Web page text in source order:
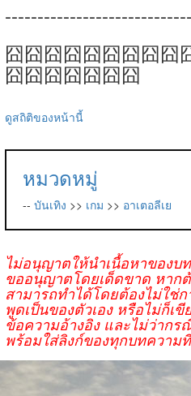
囧囧囧囧囧囧囧囧囧
囧囧囧囧囧囧囧
ดูสถิติของหน้านี้
หมวดหมู่
-- บันเทิง >> เกม >> อาเตอลีเย
ไม่อนุญาตให้นำเนื้อหาของบ
ขออนุญาตโดยเด็ดขาด หาก
สามารถทำได้โดยต้องไม่ใช่
พูดเป็นของตัวเอง หรือไม่ก็เ
ข้อความอ้างอิง และไม่ว่าก
พร้อมใส่ลิงก์ของทุกบทความ